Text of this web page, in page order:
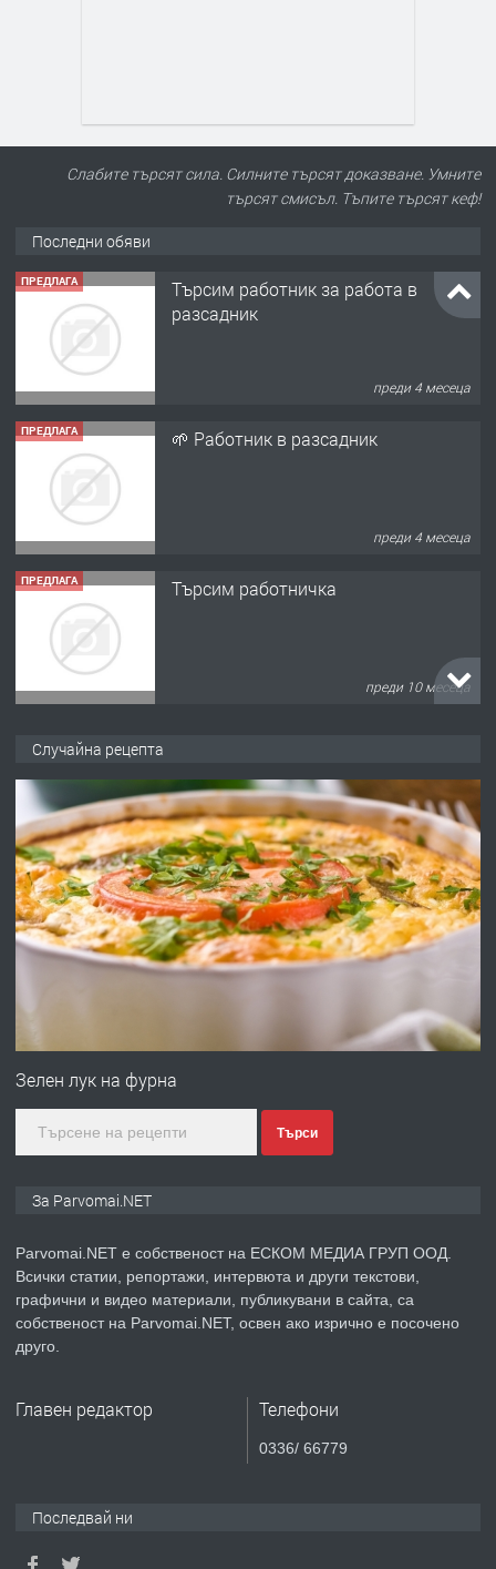
Слабите търсят сила. Силните търсят доказване. Умните
търсят смисъл. Тъпите търсят кеф!
Последни обяви
ПРЕДЛАГА
Търсим работник за работа в
разсадник
преди 4 месеца
ПРЕДЛАГА 🌱 Работник в разсадник
преди 4 месеца
ПРЕДЛАГА Търсим работничка
преди 10 месеца
преди 1 година
ПРЕДЛАГА Работа за общи работници
Първи поход "По стъпките на Ангел
преди 1 година
ПРЕДЛАГА Уроци по Математика
Случайна рецепта
Зелен лук на фурна
Търси
За Parvomai.NET
Parvomai.NET е собственост на ЕСКОМ МЕДИА ГРУП ООД.
Всички статии, репортажи, интервюта и други текстови,
графични и видео материали, публикувани в сайта, са
собственост на Parvomai.NET, освен ако изрично е посочено
друго.
Главен редактор Телефони
0336/ 66779
Последвай ни